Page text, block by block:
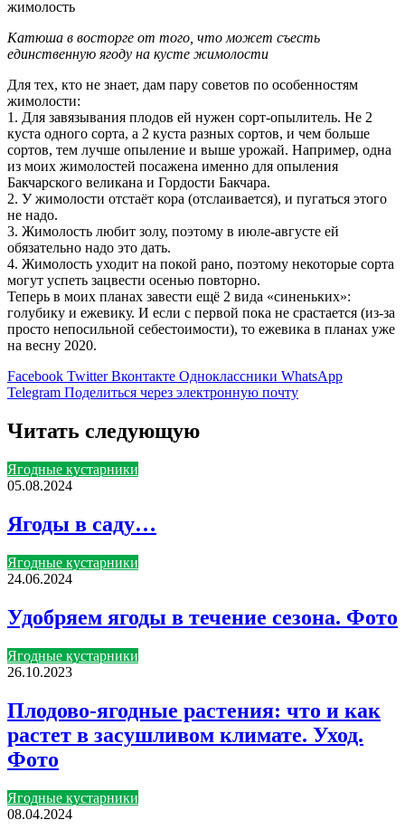
Катюша в восторге от того, что может съесть
единственную ягоду на кусте жимолости
Для тех, кто не знает, дам пару советов по особенностям
жимолости:
1. Для завязывания плодов ей нужен сорт-опылитель. Не 2
куста одного сорта, а 2 куста разных сортов, и чем больше
сортов, тем лучше опыление и выше урожай. Например, одна
из моих жимолостей посажена именно для опыления
Бакчарского великана и Гордости Бакчара.
2. У жимолости отстаёт кора (отслаивается), и пугаться этого
не надо.
3. Жимолость любит золу, поэтому в июле-августе ей
обязательно надо это дать.
4. Жимолость уходит на покой рано, поэтому некоторые сорта
могут успеть зацвести осенью повторно.
Теперь в моих планах завести ещё 2 вида «синеньких»:
голубику и ежевику. И если с первой пока не срастается (из-за
просто непосильной себестоимости), то ежевика в планах уже
на весну 2020.
Facebook Twitter Вконтакте Одноклассники WhatsApp
Telegram Поделиться через электронную почту
Читать следующую
Ягодные кустарники
05.08.2024
Ягоды в саду…
Ягодные кустарники
24.06.2024
Удобряем ягоды в течение сезона. Фото
Ягодные кустарники
26.10.2023
Плодово-ягодные растения: что и как
растет в засушливом климате. Уход.
Фото
Ягодные кустарники
08.04.2024